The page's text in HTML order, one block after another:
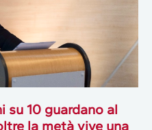
su 10 guardano al
la metà vive una